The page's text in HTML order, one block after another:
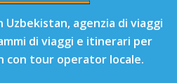
agenzia di viaggi
di viaggi e itinerari per
con tour operator locale.